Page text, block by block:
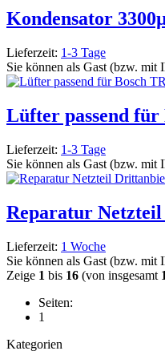
Kondensator
Lieferzeit: 1-3 Tage
Sie können als Gast (bzw. mit
Lüfter passend
Lieferzeit: 1-3 Tage
Sie können als Gast (bzw. mit
Reparatur
Lieferzeit: 1 Woche
Sie können als Gast (bzw. mit
Zeige 1 bis 16 (von insgesamt
Seiten:
1
Kategorien